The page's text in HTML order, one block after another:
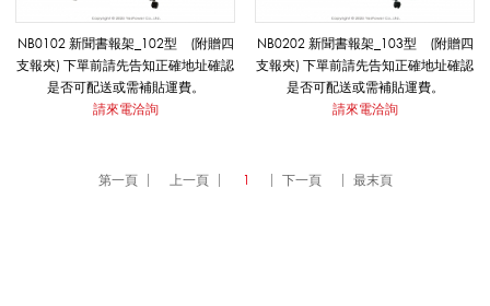
架
NB0102 新聞書報架_102型 (附贈四
支報夾) 下單前請先告知正確地址確認
是否可配送或需補貼運費。
請來電洽詢
NB0202 新聞書報架_103型 (附贈四
支報夾) 下單前請先告知正確地址確認
是否可配送或需補貼運費。
請來電洽詢
第一頁 上一頁 1 下一頁 最末頁